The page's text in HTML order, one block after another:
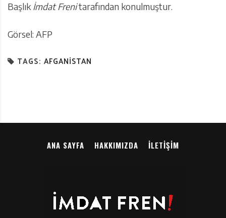
Başlık İmdat Frenitarafından konulmuştur.
Görsel: AFP
TAGS: AFGANISTAN
ANA SAYFA HAKKIMIZDA İLETIŞIM